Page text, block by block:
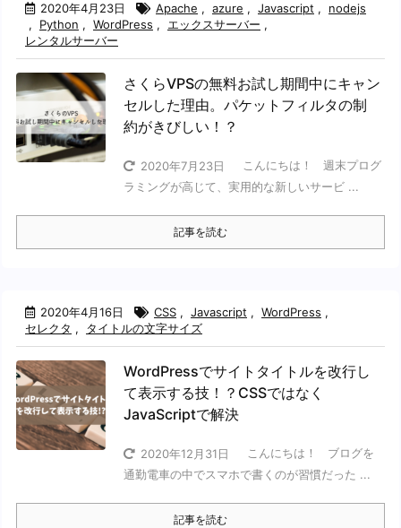
2020年4月23日 Apache , azure , Javascript ,
nodejs
,
Python , WordPress , エックスサーバー ,
レンタルサーバー
さくらVPSの無料お試し期間中にキャン
セルした理由。パケットフィルタの制
約がきびしい！？
2020年7月23日
こんにちは！ 週末プログ
ラミングが高じて、実用的な新しいサービ ...
記事を読む
2020年4月16日 CSS , Javascript , WordPress ,
セレクタ , タイトルの文字サイズ
WordPressでサイトタイトルを改行し
て表示する技！？CSSではなく
JavaScriptで解決
2020年12月31日
こんにちは！ ブログを
通勤電車の中でスマホで書くのが習慣だった ...
記事を読む